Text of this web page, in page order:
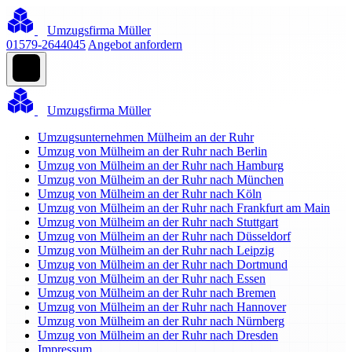
Umzugsfirma Müller
01579-2644045 Angebot anfordern
Umzugsfirma Müller
Umzugsunternehmen Mülheim an der Ruhr
Umzug von Mülheim an der Ruhr nach Berlin
Umzug von Mülheim an der Ruhr nach Hamburg
Umzug von Mülheim an der Ruhr nach München
Umzug von Mülheim an der Ruhr nach Köln
Umzug von Mülheim an der Ruhr nach Frankfurt am Main
Umzug von Mülheim an der Ruhr nach Stuttgart
Umzug von Mülheim an der Ruhr nach Düsseldorf
Umzug von Mülheim an der Ruhr nach Leipzig
Umzug von Mülheim an der Ruhr nach Dortmund
Umzug von Mülheim an der Ruhr nach Essen
Umzug von Mülheim an der Ruhr nach Bremen
Umzug von Mülheim an der Ruhr nach Hannover
Umzug von Mülheim an der Ruhr nach Nürnberg
Umzug von Mülheim an der Ruhr nach Dresden
Impressum